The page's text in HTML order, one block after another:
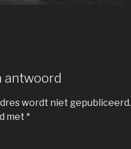
antwoord
wordt niet gepubliceerd.
met *